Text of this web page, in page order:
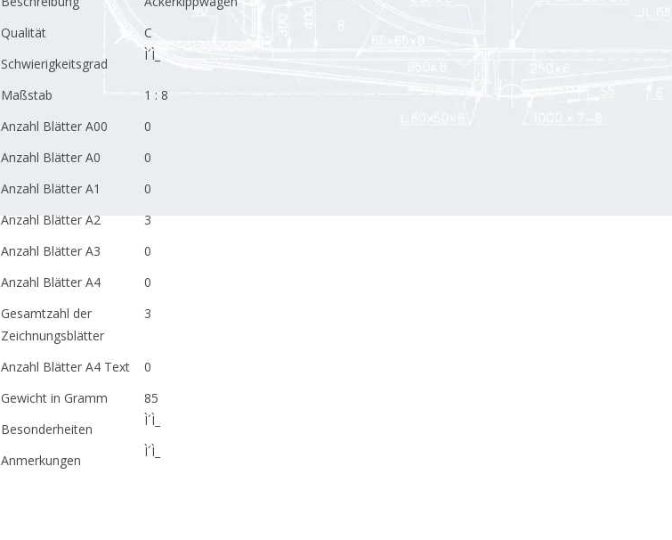
Qualität
C
Schwierigkeitsgrad
Ì´Ì_
Maßstab
1 : 8
Anzahl Blätter A00
0
Anzahl Blätter A0
0
Anzahl Blätter A1
0
Anzahl Blätter A2
3
Anzahl Blätter A3
0
Anzahl Blätter A4
0
Gesamtzahl der
Zeichnungsblätter
3
Anzahl Blätter A4 Text
0
Gewicht in Gramm
85
Besonderheiten
Ì´Ì_
Anmerkungen
Ì´Ì_